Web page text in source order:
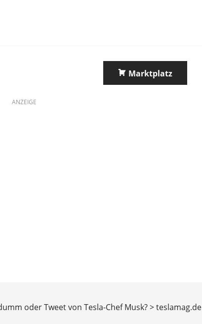
Marktplatz
ANZEIGE
oder Tweet von Tesla-Chef Musk? > teslamag.de